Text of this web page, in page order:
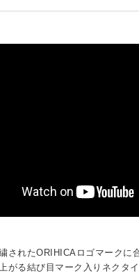
されたORIHICAロゴマークに
がる結び目マーク入りネクタイ